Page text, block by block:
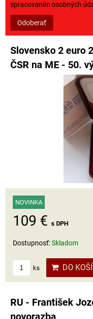
spracovaním osobných
Odoberať
Slovensko 2 euro
ČSR na ME - 50.
NOVINKA
109 € s DPH
Dostupnosť:Skladom
ks DO
RU - František